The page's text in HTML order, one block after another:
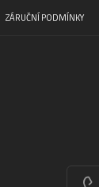
ZÁRUČNÍ PODMÍNKY